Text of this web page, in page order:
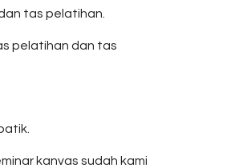
tas pelatihan.
pelatihan dan tas
kanvas sudah kami